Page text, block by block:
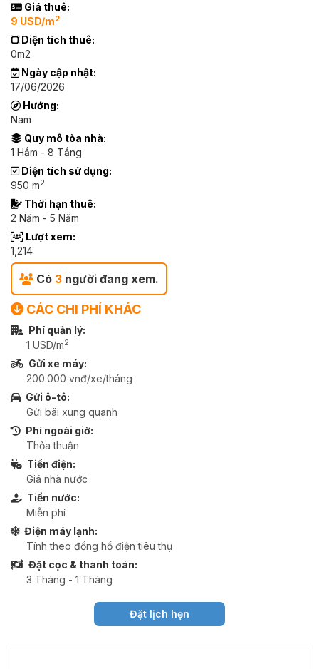
Giá thuê:
9 USD/m2
Diện tích thuê:
0m2
Ngày cập nhật:
17/06/2026
Hướng:
Nam
Quy mô tòa nhà:
1 Hầm - 8 Tầng
Diện tích sử dụng:
950 m2
Thời hạn thuê:
2 Năm - 5 Năm
Lượt xem:
1,214
Có 3 người đang xem.
CÁC CHI PHÍ KHÁC
Phí quản lý:
1 USD/m2
Gửi xe máy:
200.000 vnđ/xe/tháng
Gửi ô-tô:
Gửi bãi xung quanh
Phí ngoài giờ:
Thỏa thuận
Tiền điện:
Giá nhà nước
Tiền nước:
Miễn phí
Điện máy lạnh:
Tính theo đồng hồ điện tiêu thụ
Đặt cọc & thanh toán:
3 Tháng - 1 Tháng
Đặt lịch hẹn